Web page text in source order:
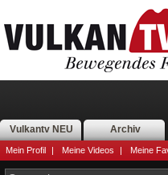
Vulkantv NEU Archiv
Mein Profil | Meine Videos | Meine